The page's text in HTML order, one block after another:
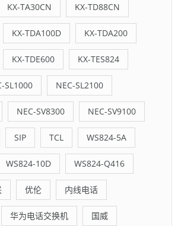
KX-TA30CN KX-TD88CN
KX-TDA100D KX-TDA200
KX-TDE600 KX-TES824
SL1000 NEC-SL2100
NEC-SV8300 NEC-SV9100
SIP TCL WS824-5A
WS824-10D WS824-Q416
优伦 内线电话
华为电话交换机 国威